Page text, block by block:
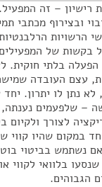
רישיון – זה
ובצירוף מכתבי
הרשויות
של המפעילים
הפעלה בלתי
עצם העובדה
לא נתן לו יתרון.
– שלפעמים נענתה,
לצורך ולקיום
במקום שהיו קווי
נשתמש בביטוי
בלוואי לקווי
הגבוהים.